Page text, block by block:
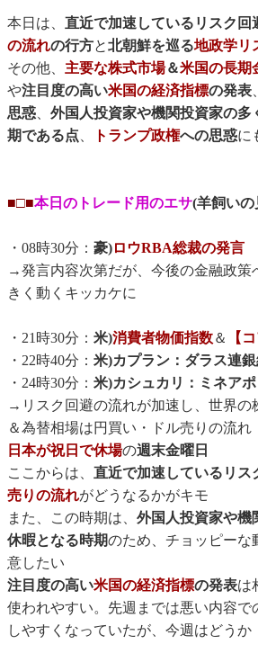
本日は、 直近で加速しているリスク回
の流れの行方と北朝鮮を巡る地政学リ
その他、 主要な株式市場＆米国の長期
や注目度の高い米国の経済指標の発表、
思惑、 外国人投資家や機関投資家の多
期である点、 トランプ政権への思惑に
■□■本日のトレード用のエサ(羊飼い
・08時30分： 豪)ロウRBA総裁の発言
→発言内容次第だが、今後の金融政策
きく動くキッカケに
・21時30分： 米)消費者物価指数＆
【
・22時40分： 米)カプラン：ダラス連
・24時30分： 米)カシュカリ：ミネア
→リスク回避の流れが加速し、世界の
＆為替相場は円買い・ドル売りの流れ
日本が祝日で休場の週末金曜日
ここからは、 直近で加速しているリス
売りの流れがどうなるかがキモ
また、この時期は、 外国人投資家や機
休暇となる時期のため、チョッピーな
意したい
注目度の高い米国の経済指標の発表は
使われやすい。先週までは悪い内容で
しやすくなっていたが、今週はどうか